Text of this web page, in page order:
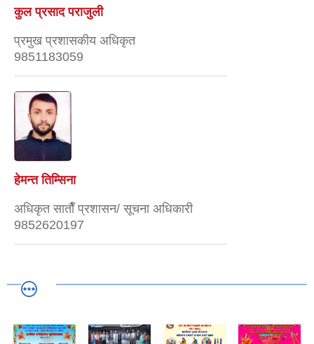
कुल प्रसाद पराजुली
प्रमुख प्रशासकीय अधिकृत
9851183059
हेमन्त तिम्सिना
अधिकृत साताैँ प्रशासन/ सूचना अधिकारी
9852620197